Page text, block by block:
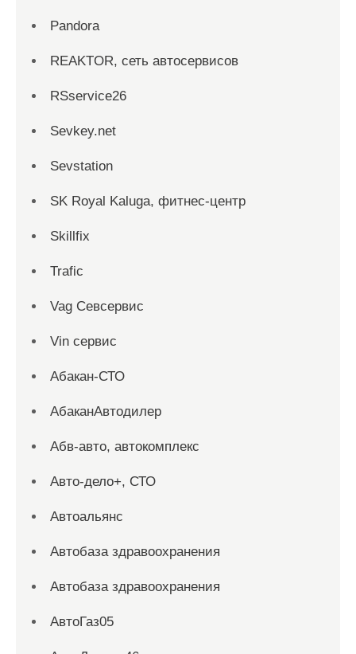
Pandora
REAKTOR, сеть автосервисов
RSservice26
Sevkey.net
Sevstation
SK Royal Kaluga, фитнес-центр
Skillfix
Trafic
Vag Севсервис
Vin сервис
Абакан-СТО
АбаканАвтодилер
Абв-авто, автокомплекс
Авто-дело+, СТО
Автоальянс
Автобаза здравоохранения
Автобаза здравоохранения
АвтоГаз05